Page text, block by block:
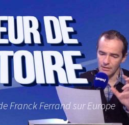
Franck Ferrand sur Europe